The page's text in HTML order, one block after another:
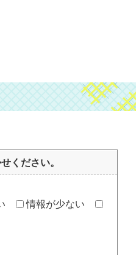
ください。
情報が少ない